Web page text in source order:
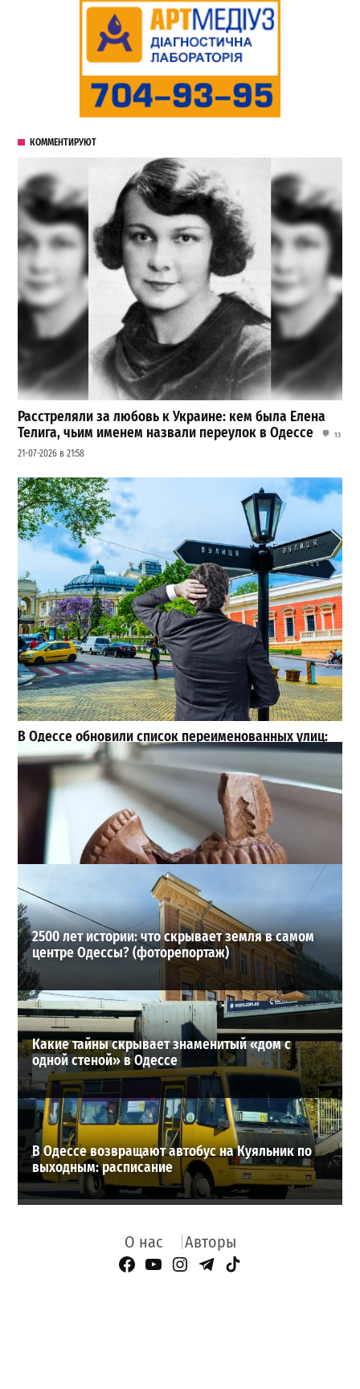
КОММЕНТИРУЮТ
Расстреляли за любовь к Украине: кем была Елена
Телига, чьим именем назвали переулок в Одессе
13
21-07-2026 в 21:58
В Одессе обновили список переименованных улиц:
полный справочник старых и новых названий
10
18-07-2026 в 15:37
Шезлонги, бунгало и VIP-зоны: сколько придется
заплатить за отдых в Аркадии
3
21-07-2026 в 19:23
2500 лет истории: что скрывает земля в самом
центре Одессы? (фоторепортаж)
Какие тайны скрывает знаменитый «дом с
одной стеной» в Одессе
В Одессе возвращают автобус на Куяльник по
выходным: расписание
О нас Авторы
Facebook Page
YouTube
Instagram
Telegram
TikTok